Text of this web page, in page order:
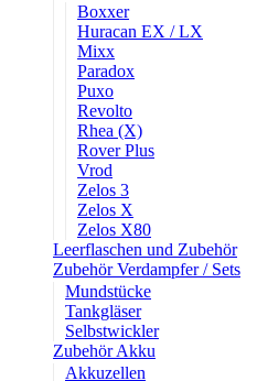
Boxxer
Huracan EX / LX
Mixx
Paradox
Puxo
Revolto
Rhea (X)
Rover Plus
Vrod
Zelos 3
Zelos X
Zelos X80
Leerflaschen und Zubehör
Zubehör Verdampfer / Sets
Mundstücke
Tankgläser
Selbstwickler
Zubehör Akku
Akkuzellen